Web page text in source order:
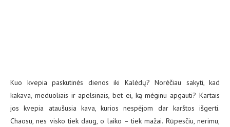
Kuo kvepia paskutinės dienos iki Kalėdų? Norėčiau sakyti, kad
kakava, meduoliais ir apelsinais, bet ei, ką mėginu apgauti? Kartais
jos kvepia ataušusia kava, kurios nespėjom dar karštos išgerti.
Chaosu, nes visko tiek daug, o laiko – tiek mažai. Rūpesčiu, nerimu,